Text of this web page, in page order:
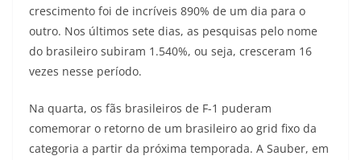
crescimento foi de incríveis 890% de um dia para o
outro. Nos últimos sete dias, as pesquisas pelo nome
do brasileiro subiram 1.540%, ou seja, cresceram 16
vezes nesse período.
Na quarta, os fãs brasileiros de F-1 puderam
comemorar o retorno de um brasileiro ao grid fixo da
categoria a partir da próxima temporada. A Sauber, em